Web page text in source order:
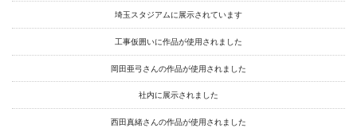
埼玉スタジアムに展示されています
工事仮囲いに作品が使用されました
岡田亜弓さんの作品が使用されました
社内に展示されました
西田真緒さんの作品が使用されました